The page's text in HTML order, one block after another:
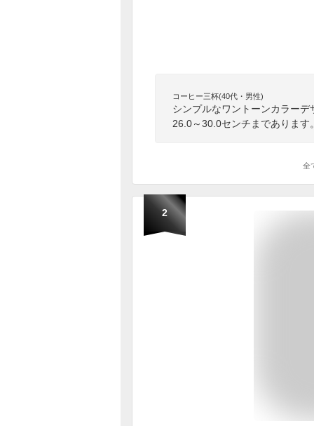
コーヒー三杯(40代・男性)
シンプルなワントーンカラー
26.0～30.0センチまであります
全
2